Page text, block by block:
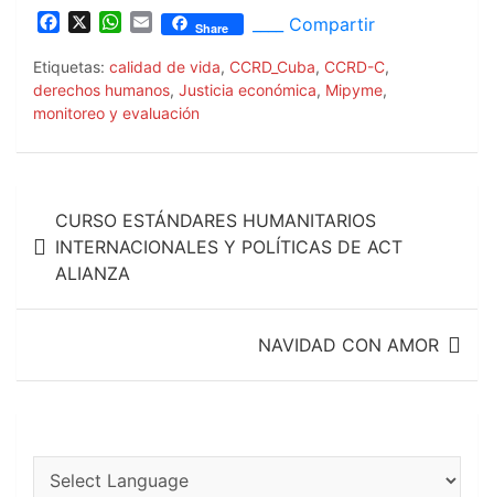
c
e
b
o
W
a
t
s
p
E
a
i
l
Share ____ Compartir
Etiquetas: calidad de vida, CCRD_Cuba, CCRD-C,
derechos humanos, Justicia económica, Mipyme,
monitoreo y evaluación
Navegación
de
entradas
CURSO ESTÁNDARES HUMANITARIOS
INTERNACIONALES Y POLÍTICAS DE ACT
ALIANZA
NAVIDAD CON AMOR